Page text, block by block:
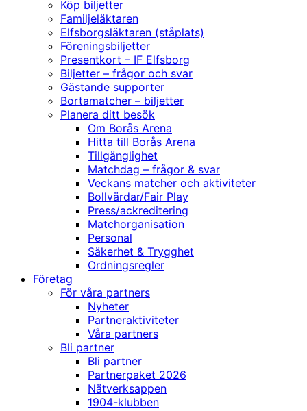
Köp biljetter
Familjeläktaren
Elfsborgsläktaren (ståplats)
Föreningsbiljetter
Presentkort – IF Elfsborg
Biljetter – frågor och svar
Gästande supporter
Bortamatcher – biljetter
Planera ditt besök
Om Borås Arena
Hitta till Borås Arena
Tillgänglighet
Matchdag – frågor & svar
Veckans matcher och aktiviteter
Bollvärdar/Fair Play
Press/ackreditering
Matchorganisation
Personal
Säkerhet & Trygghet
Ordningsregler
Företag
För våra partners
Nyheter
Partneraktiviteter
Våra partners
Bli partner
Bli partner
Partnerpaket 2026
Nätverksappen
1904-klubben